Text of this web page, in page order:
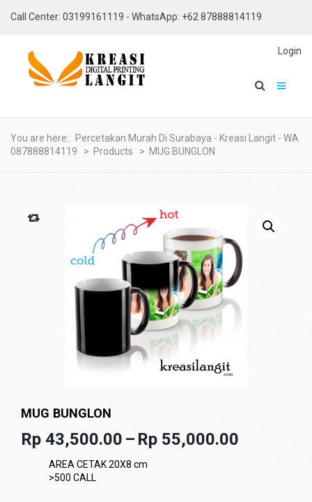
Call Center: 03199161119 - WhatsApp: +62 87888814119
Login
You are here:
Percetakan Murah Di Surabaya - Kreasi Langit - WA
087888814119
> Products > MUG BUNGLON
MUG BUNGLON
Rp 43,500.00 – Rp 55,000.00
AREA CETAK 20X8 cm
>500 CALL